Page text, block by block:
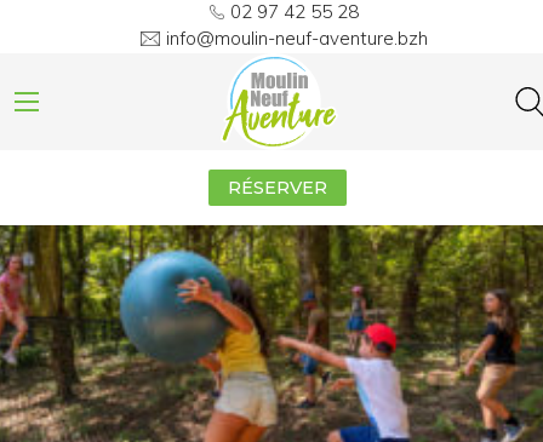
02 97 42 55 28
info@moulin-neuf-aventure.bzh
RÉSERVER